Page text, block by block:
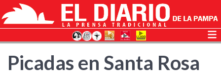
Picadas en Santa Rosa